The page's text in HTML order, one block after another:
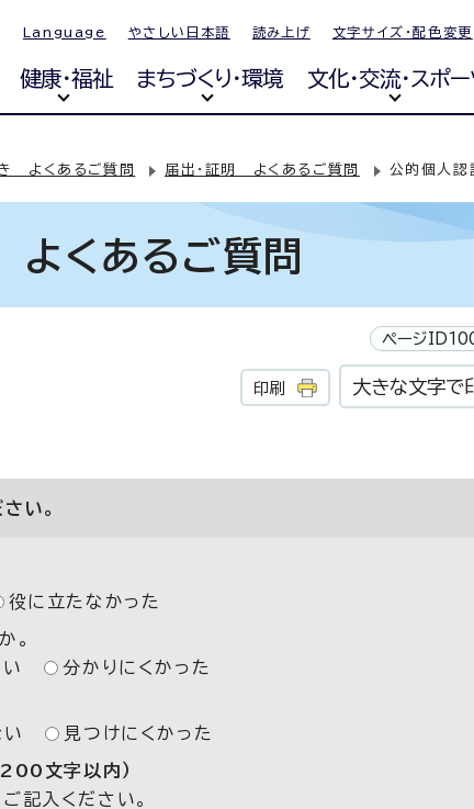
Language やさしい日本語 読み上げ 文字サイズ・配色変更
健康・福祉 まちづくり・環境 文化・交流・スポー
き よくあるご質問 届出・証明 よくあるご質問 公的個人認
くあるご質問
ページ
印刷 大きな文字で
い。
役に立たなかった
。
分かりにくかった
見つけにくかった
200文字以内）
記入ください。